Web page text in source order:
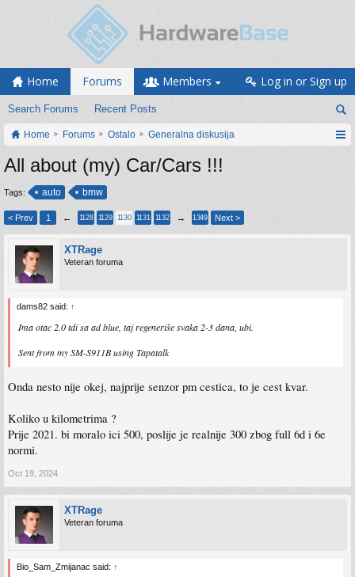
Home Forums
Search Forums Recent Posts
Members Log in or Sign up
Home Forums Ostalo Generalna diskusija
All about (my) Car/Cars !!!
Tags: auto bmw
< Prev 1 ← 1128 1129 1130 1131 1132 → 1349 Next >
XTRage
Veteran foruma
dams82 said: ↑
Ima otac 2.0 tdi sa ad blue, taj regeneriše svaka 2-3 dana, ubi.
Sent from my SM-S911B using Tapatalk
Onda nesto nije okej, najprije senzor pm cestica, to je cest kvar.
Koliko u kilometrima ?
Prije 2021. bi moralo ici 500, poslije je realnije 300 zbog full 6d i 6e
normi.
Oct 19, 2024
XTRage
Veteran foruma
Bio_Sam_Zmijanac said: ↑